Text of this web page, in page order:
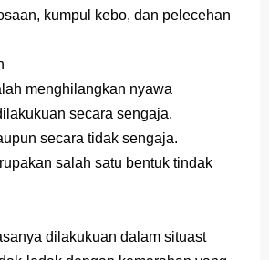
kumpul kebo, dan pelecehan
menghilangkan nyawa
secara sengaja,
secara tidak sengaja.
salah satu bentuk tindak
dilakukuan dalam situast